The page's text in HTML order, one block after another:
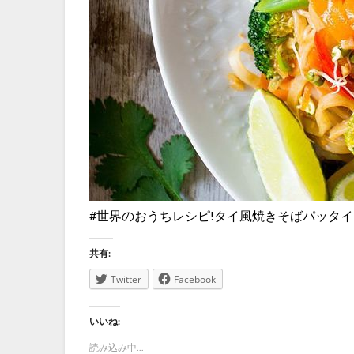
#世界のおうちレシピ!タイ風焼きそばパッタ
共有:
Twitter Facebook
いいね:
読み込み中...